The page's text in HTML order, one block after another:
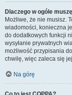
Dlaczego w ogóle
Możliwe, że nie musisz.
wiadomości, konieczna
do dodatkowych funkcji
wysyłanie prywatnych
możliwość przypisania
chwilę, więc zaleca się
Na górę